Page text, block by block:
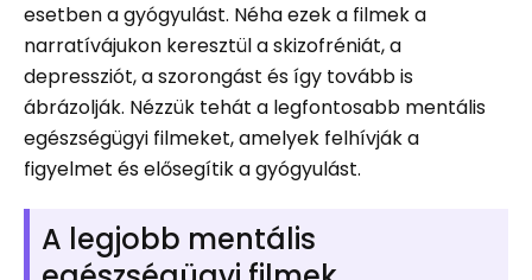
esetben a gyógyulást. Néha ezek a filmek a
narratívájukon keresztül a skizofréniát, a
depressziót, a szorongást és így tovább is
ábrázolják. Nézzük tehát a legfontosabb mentális
egészségügyi filmeket, amelyek felhívják a
figyelmet és elősegítik a gyógyulást.
A legjobb mentális